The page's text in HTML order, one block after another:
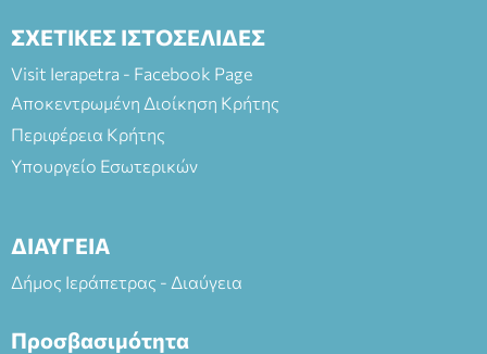
ΣΧΕΤΙΚΕΣ ΙΣΤΟΣΕΛΙΔΕΣ
Visit Ierapetra - Facebook Page
Αποκεντρωμένη Διοίκηση Κρήτης
Περιφέρεια Κρήτης
Υπουργείο Εσωτερικών
ΔΙΑΥΓΕΙΑ
Δήμος Ιεράπετρας - Διαύγεια
Προσβασιμότητα